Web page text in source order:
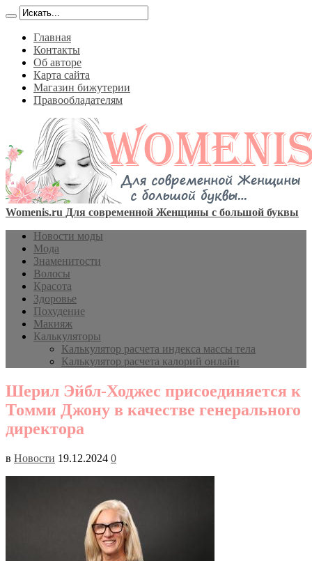
Главная
Контакты
Об авторе
Карта сайта
Магазин бижутерии
Правообладателям
Womenis.ru Для современной Женщины с большой буквы
Новости моды
Мода
Знаменитости
Волосы
Красота
Здоровье
Похудение
Макияж
Калькуляторы
Калькулятор расчета индекса массы тела
Калькулятор расчета калорий онлайн
Шерил Эйбл-Ходжес присоединяется к
Томми Джону в качестве генерального
директора
в Новости 19.12.2024 0